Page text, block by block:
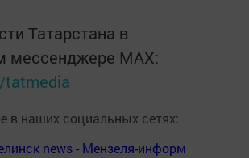
Татарстана в
мессенджере MАХ:
в наших социальных сетях:
news - Мензеля-информ